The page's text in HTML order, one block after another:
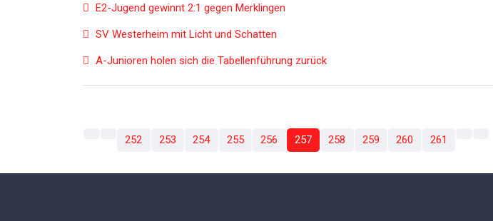
E2-Jugend gewinnt 2:1 gegen Merklingen
SV Westerheim mit Licht und Schatten
A-Junioren holen sich die Tabellenführung zurück
252 253 254 255 256 257 258 259 260 261